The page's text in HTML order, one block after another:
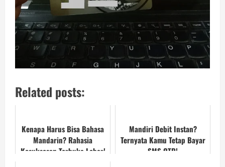
Related posts:
Kenapa Harus Bisa Bahasa
Mandarin? Rahasia
Kesuksesan Terbuka Lebar!
Mandiri Debit Instan?
Ternyata Kamu Tetap Bayar
SMS OTP!